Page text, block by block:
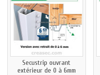
Secustrip ouvrant
extérieur de 0 à 6mm